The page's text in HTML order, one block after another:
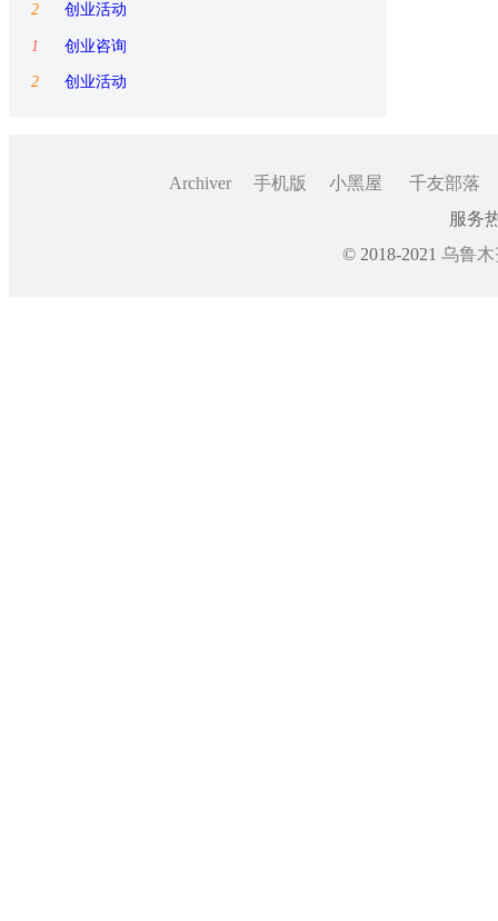
2 创业活动
1 创业咨询
2 创业活动
Archiver 手机版 小黑屋
千友部落
服务
© 2018-2021 乌鲁